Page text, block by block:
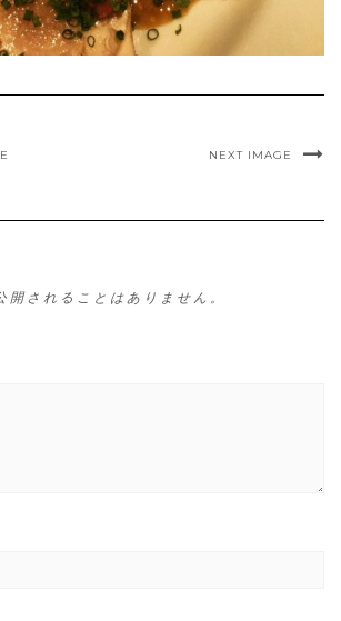
NEXT IMAGE
開されることはありません。